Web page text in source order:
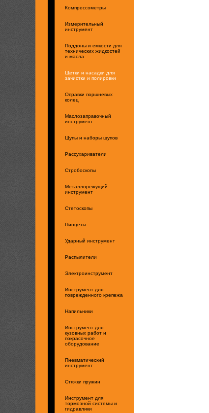
Компрессометры
Измерительный
инструмент
Поддоны и емкости для
технических жидкостей
и масла
Щетки и насадки для
зачистки и полировки
Оправки поршневых
колец
Маслозаправочный
инструмент
Щупы и наборы щупов
Рассухариватели
Стробоскопы
Металлорежущий
инструмент
Стетоскопы
Пинцеты
Ударный инструмент
Распылители
Электроинструмент
Инструмент для
поврежденного крепежа
Напильники
Инструмент для
кузовных работ и
покрасочное
оборудование
Пневматический
инструмент
Стяжки пружин
Инструмент для
тормозной системы и
гидравлики